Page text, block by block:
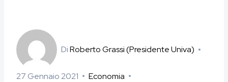
DiRoberto Grassi (Presidente Univa)
27 Gennaio 2021
Economia